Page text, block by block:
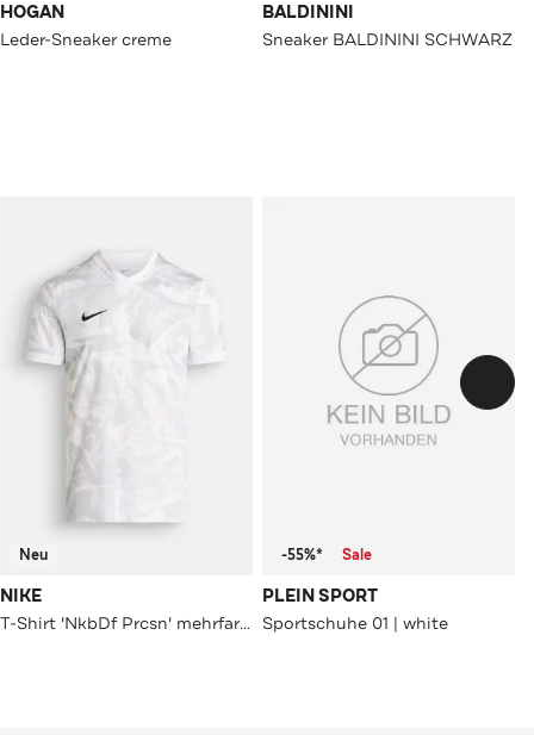
HOGAN
Leder-Sneaker creme
BALDININI
Sneaker BALDININI SCHWARZ
Neu
NIKE
T-Shirt 'NkbDf Prcsn' mehrfarbig
-55%* Sale
PLEIN SPORT
Sportschuhe 01 | white